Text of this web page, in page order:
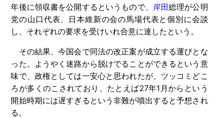
年後に領収書を公開するというもので、
岸田総理が公明
党の山口代表、日本維新の会の馬場代表と個別に会談
し、それぞれの要求を受けいれ合意に達したという。
その結果、今国会で同法の改正案が成立する運びとな
った。ようやく迷路から脱けでることができるという意
味で、政権としては一安心と思われたが、ツッコミどこ
ろが多くのこされており、たとえば27年1月からという
開始時期には遅すぎるという非難が噴出すると予想され
る。